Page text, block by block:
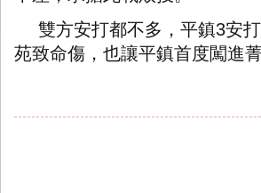
雙方安打都不多，平鎮3安
苑致命傷，也讓平鎮首度闖進菁